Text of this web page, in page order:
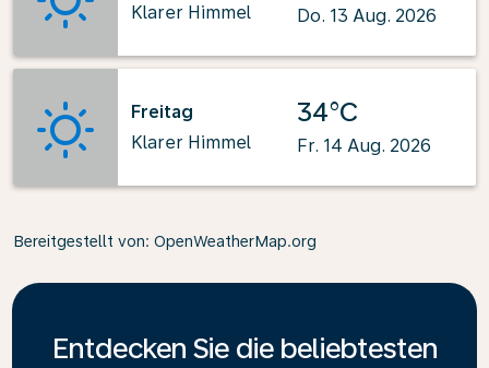
Klarer Himmel
Do. 13 Aug. 2026
Freitag
Klarer Himmel
34°C
Fr. 14 Aug. 2026
Bereitgestellt von: OpenWeatherMap.org
Entdecken Sie die beliebtesten